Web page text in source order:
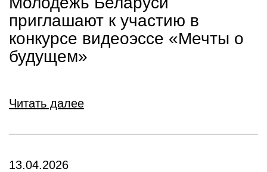
приглашают к участию в
конкурсе видеоэссе «Мечты о
будущем»
Читать далее
13.04.2026